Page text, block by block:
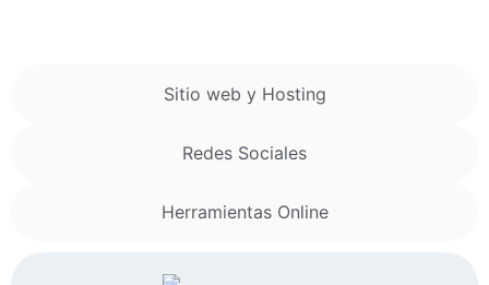
Sitio web y Hosting
Redes Sociales
Herramientas Online